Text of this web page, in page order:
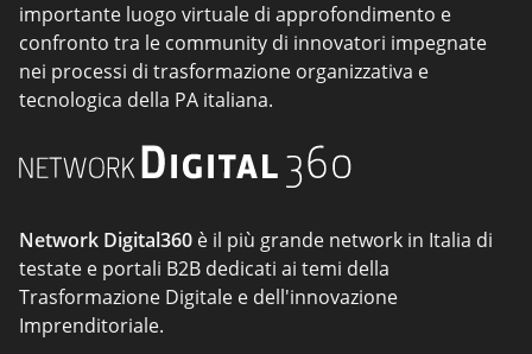
importante luogo virtuale di approfondimento e
confronto tra le community di innovatori impegnate
nei processi di trasformazione organizzativa e
tecnologica della PA italiana.
Network Digital360 è il più grande network in Italia di
testate e portali B2B dedicati ai temi della
Trasformazione Digitale e dell'innovazione
Imprenditoriale.